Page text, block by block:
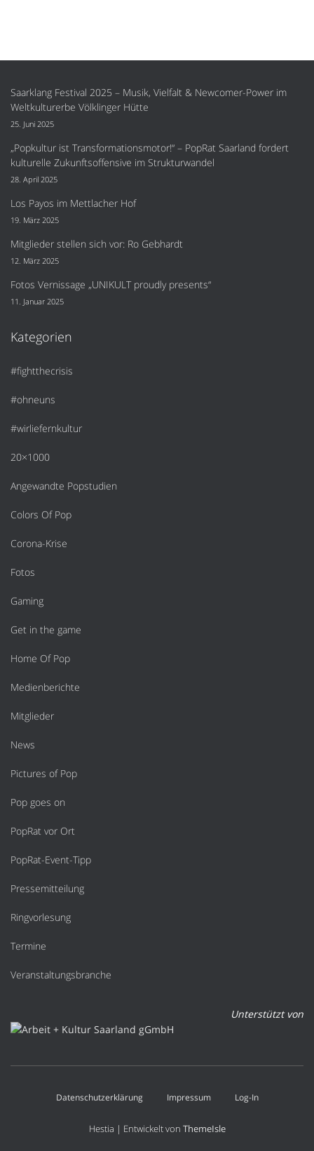
Saarklang Festival 2025 – Musik, Vielfalt & Newcomer-Power im
Weltkulturerbe Völklinger Hütte
25. Juni 2025
„Popkultur ist Transformationsmotor!“ – PopRat Saarland fordert
kulturelle Zukunftsoffensive im Strukturwandel
28. April 2025
Los Payos im Mettlacher Hof
19. März 2025
Mitglieder stellen sich vor: Ro Gebhardt
12. März 2025
Fotos Vernissage „UNIKULT proudly presents“
11. Januar 2025
Kategorien
#fightthecrisis
#ohneuns
#wirliefernkultur
20×1000
Angewandte Popstudien
Colors Of Pop
Corona-Krise
Fotos
Gaming
Get in the game
Home Of Pop
Medienberichte
Mitglieder
News
Pictures of Pop
Pop goes on
PopRat vor Ort
PopRat-Event-Tipp
Pressemitteilung
Ringvorlesung
Termine
Veranstaltungsbranche
Unterstützt von
Datenschutzerklärung Impressum Log-In
Hestia | Entwickelt von ThemeIsle